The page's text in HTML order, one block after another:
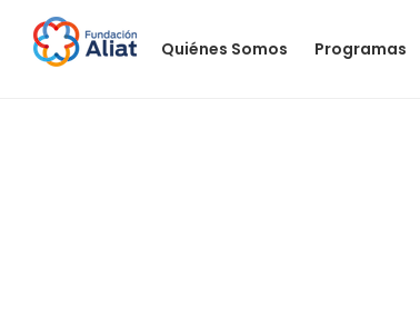
Quiénes Somos Programas